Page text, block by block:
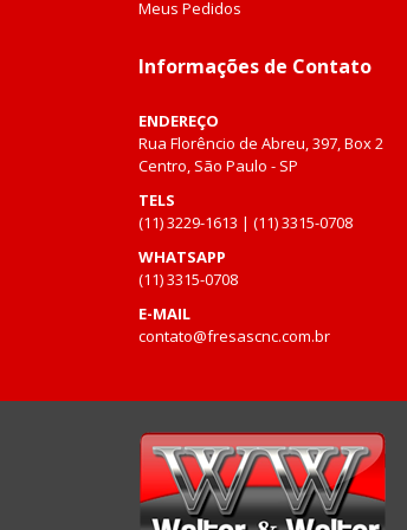
Meus Pedidos
Informações de Contato
ENDEREÇO
Rua Florêncio de Abreu, 397, Box 2
Centro, São Paulo - SP
TELS
(11) 3229-1613 | (11) 3315-0708
WHATSAPP
(11) 3315-0708
E-MAIL
contato@fresascnc.com.br